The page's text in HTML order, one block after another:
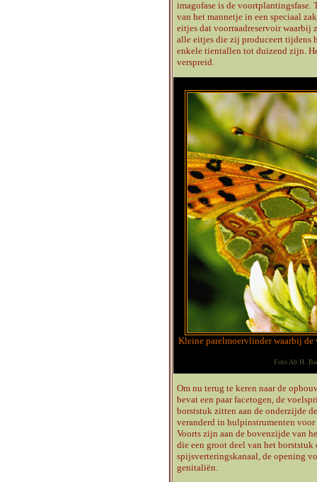
imagofase is de voortplantingsfase.
van het mannetje in een speciaal
eitjes dat voorraadreservoir waarbij
alle eitjes die zij produceert tijdens
enkele tientallen tot duizend zijn.
verspreid.
Kleine parelmoervlinder waarbij de
Foto Ab H.
Om nu terug te keren naar de
bevat een paar facetogen, de
borststuk zitten aan de onderzijde
veranderd in hulpinstrumenten
Voorts zijn aan de bovenzijde van
die een groot deel van het
spijsverteringskanaal, de opening
genitaliën.